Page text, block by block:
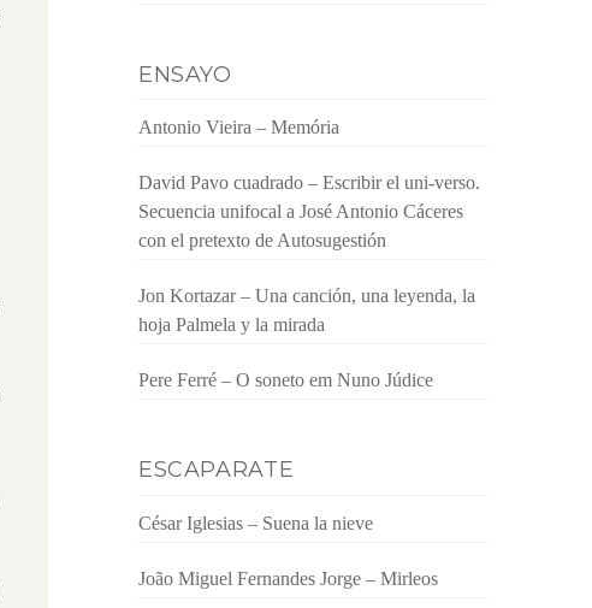
ENSAYO
Antonio Vieira – Memória
David Pavo cuadrado – Escribir el uni-verso.
Secuencia unifocal a José Antonio Cáceres
con el pretexto de Autosugestión
Jon Kortazar – Una canción, una leyenda, la
hoja Palmela y la mirada
Pere Ferré – O soneto em Nuno Júdice
ESCAPARATE
César Iglesias – Suena la nieve
João Miguel Fernandes Jorge – Mirleos